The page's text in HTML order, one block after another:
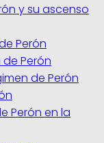
y su ascenso
Perón
de Perón
de Perón
Perón en la